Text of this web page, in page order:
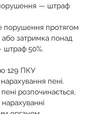
— штраф
порушення протягом
або затримка понад
штраф 50%.
129 ПКУ
пені.
розпочинається,